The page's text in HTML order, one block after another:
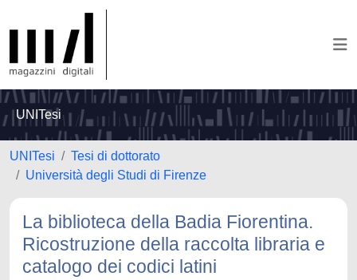
UNITesi
UNITesi
Tesi di dottorato
Università degli Studi di Firenze
La biblioteca della Badia Fiorentina.
Ricostruzione della raccolta libraria e
catalogo dei codici latini